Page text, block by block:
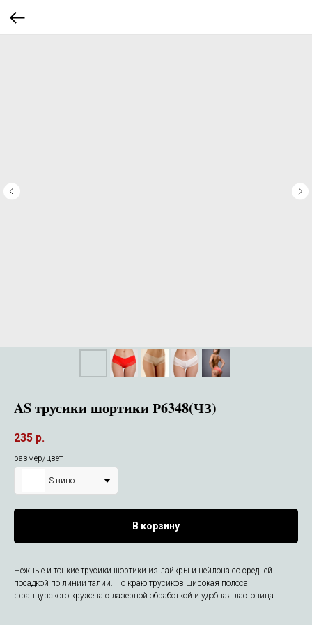
AS трусики шортики Р6348(ЧЗ)
235 р.
размер/цвет
S вино
В корзину
Нежные и тонкие трусики шортики из лайкры и нейлона со средней
посадкой по линии талии. По краю трусиков широкая полоса
французского кружева c лазерной обработкой и удобная ластовица.